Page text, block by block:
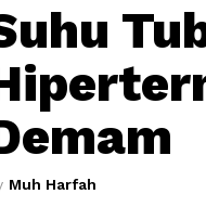
Muh Harfah